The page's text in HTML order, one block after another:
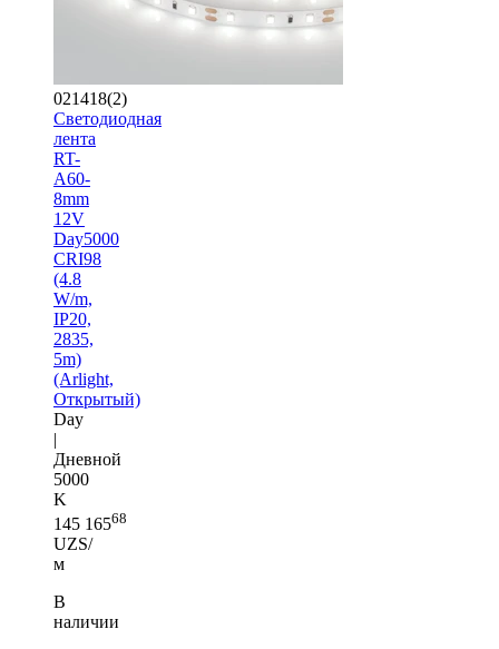
021418(2)
Светодиодная
лента
RT-
A60-
8mm
12V
Day5000
CRI98
(4.8
W/m,
IP20,
2835,
5m)
(Arlight,
Открытый)
Day
|
Дневной
5000
K
145 16568
UZS/
м
В
наличии